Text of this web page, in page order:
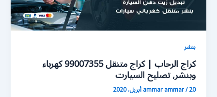
بنشر
كراج الرحاب | كراج متنقل 99007355 كهرباء
وبنشر, تصليح السيارت
ammar ammar/20 أبريل، 2020